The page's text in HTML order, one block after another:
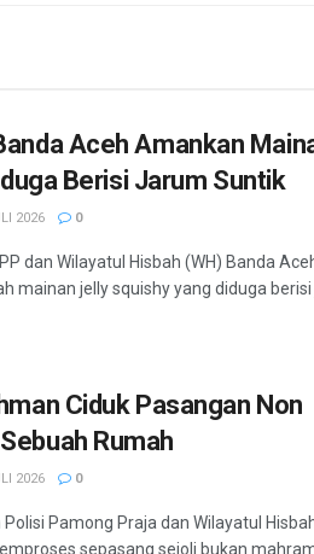
Aceh Amankan
Berisi Jarum Suntik
2026 0
dan Wilayatul Hisbah (WH) Banda
mainan jelly squishy yang diduga
Ciduk Pasangan Non
Rumah
2026 0
Polisi Pamong Praja dan Wilayatul
sepasang sejoli bukan